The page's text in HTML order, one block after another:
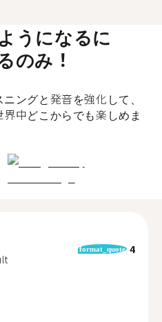
うになるに
のみ！
ングと発音を強化して、
中どこからでも楽しめま
format_quote 4